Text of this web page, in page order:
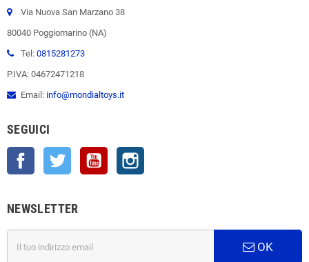
Via Nuova San Marzano 38
80040 Poggiomarino (NA)
Tel: 0815281273
P.IVA: 04672471218
Email: info@mondialtoys.it
SEGUICI
Facebook Twitter YouTube
NEWSLETTER
OK